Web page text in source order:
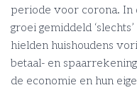
periode voor corona. In
groei gemiddeld
hielden huishoudens
betaal- en
de economie en hun